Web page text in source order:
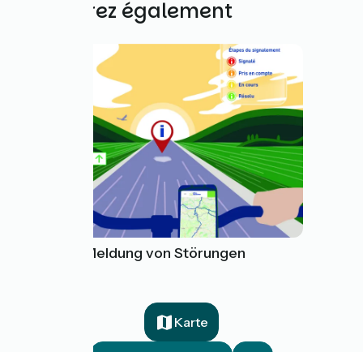
Découvrez également
Tool zur Meldung von Störungen
Karte